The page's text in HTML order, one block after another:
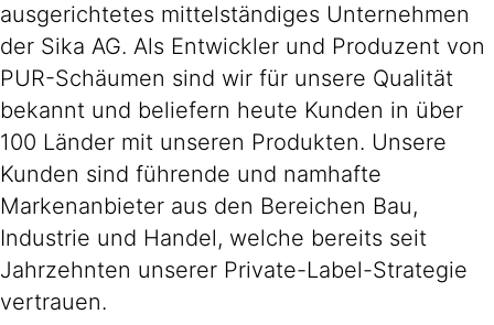
ausgerichtetes mittelständiges Unternehmen
der Sika AG. Als Entwickler und Produzent von
PUR-Schäumen sind wir für unsere Qualität
bekannt und beliefern heute Kunden in über
100 Länder mit unseren Produkten. Unsere
Kunden sind führende und namhafte
Markenanbieter aus den Bereichen Bau,
Industrie und Handel, welche bereits seit
Jahrzehnten unserer Private-Label-Strategie
vertrauen.